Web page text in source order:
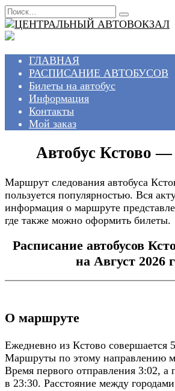
Перейти
к
содержанию
Search
for:
ГЛАВНАЯ
РАСПИСАНИЕ АВТОБУСОВ
Билеты на автобус
Информация
Контакты
Мой заказ
Автобус Кстово
Маршрут следования автобуса
пользуется популярностью. Вся
информация о маршруте
где также можно оформить билеты.
Расписание автобусов
на Август 2026
О маршруте
Ежедневно из Кстово совершается
Маршруты по этому направлению
Время первого отправления 3:02, а
в 23:30. Расстояние между